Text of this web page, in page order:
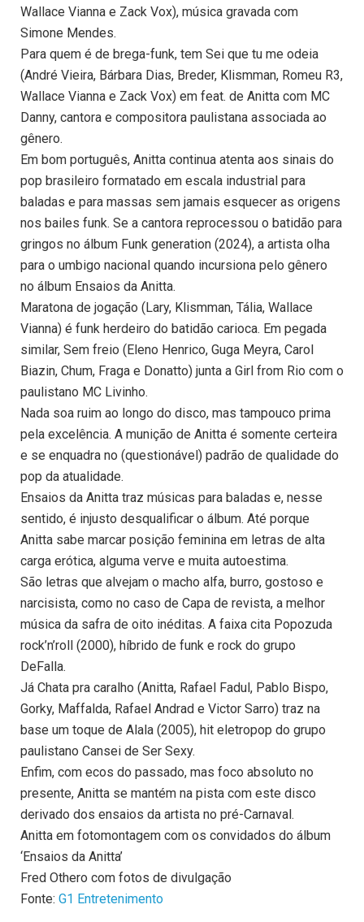
Wallace Vianna e Zack Vox), música gravada com
Simone Mendes.
Para quem é de brega-funk, tem Sei que tu me odeia
(André Vieira, Bárbara Dias, Breder, Klismman, Romeu R3,
Wallace Vianna e Zack Vox) em feat. de Anitta com MC
Danny, cantora e compositora paulistana associada ao
gênero.
Em bom português, Anitta continua atenta aos sinais do
pop brasileiro formatado em escala industrial para
baladas e para massas sem jamais esquecer as origens
nos bailes funk. Se a cantora reprocessou o batidão para
gringos no álbum Funk generation (2024), a artista olha
para o umbigo nacional quando incursiona pelo gênero
no álbum Ensaios da Anitta.
Maratona de jogação (Lary, Klismman, Tália, Wallace
Vianna) é funk herdeiro do batidão carioca. Em pegada
similar, Sem freio (Eleno Henrico, Guga Meyra, Carol
Biazin, Chum, Fraga e Donatto) junta a Girl from Rio com o
paulistano MC Livinho.
Nada soa ruim ao longo do disco, mas tampouco prima
pela excelência. A munição de Anitta é somente certeira
e se enquadra no (questionável) padrão de qualidade do
pop da atualidade.
Ensaios da Anitta traz músicas para baladas e, nesse
sentido, é injusto desqualificar o álbum. Até porque
Anitta sabe marcar posição feminina em letras de alta
carga erótica, alguma verve e muita autoestima.
São letras que alvejam o macho alfa, burro, gostoso e
narcisista, como no caso de Capa de revista, a melhor
música da safra de oito inéditas. A faixa cita Popozuda
rock’n’roll (2000), híbrido de funk e rock do grupo
DeFalla.
Já Chata pra caralho (Anitta, Rafael Fadul, Pablo Bispo,
Gorky, Maffalda, Rafael Andrad e Victor Sarro) traz na
base um toque de Alala (2005), hit eletropop do grupo
paulistano Cansei de Ser Sexy.
Enfim, com ecos do passado, mas foco absoluto no
presente, Anitta se mantém na pista com este disco
derivado dos ensaios da artista no pré-Carnaval.
Anitta em fotomontagem com os convidados do álbum
‘Ensaios da Anitta’
Fred Othero com fotos de divulgação
Fonte: G1 Entretenimento